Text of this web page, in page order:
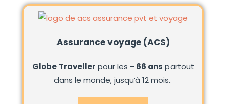
Assurance voyage (ACS)
Globe Traveller pour les – 66 ans partout
dans le monde, jusqu’à 12 mois.